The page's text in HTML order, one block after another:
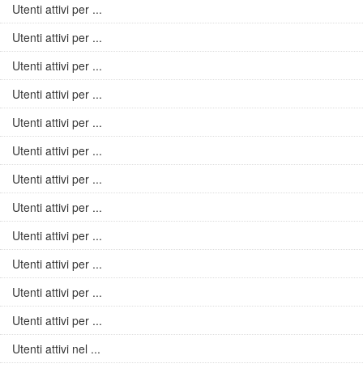
Utenti attivi per ...
Utenti attivi per ...
Utenti attivi per ...
Utenti attivi per ...
Utenti attivi per ...
Utenti attivi per ...
Utenti attivi per ...
Utenti attivi per ...
Utenti attivi per ...
Utenti attivi per ...
Utenti attivi per ...
Utenti attivi per ...
Utenti attivi nel ...